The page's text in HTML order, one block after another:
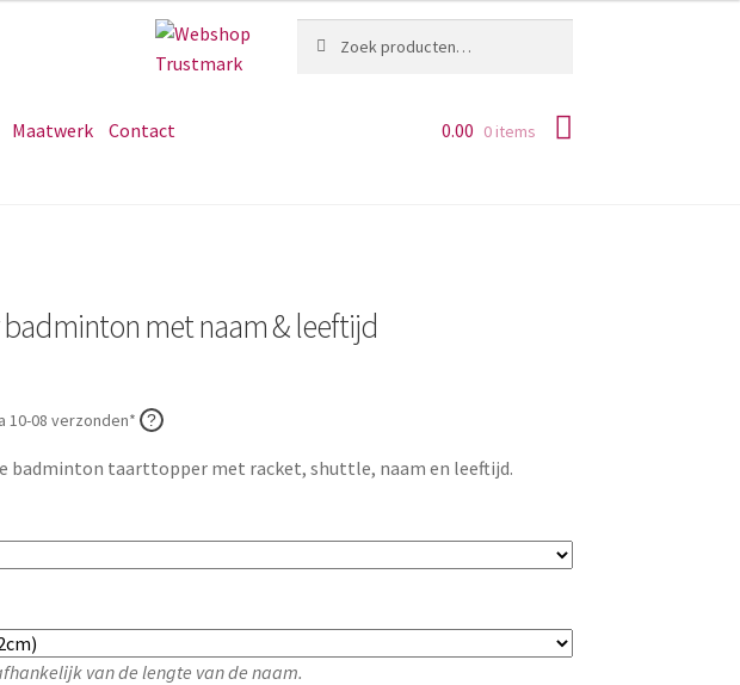
naar:
Maatwerk Contact 0.00 0 items
met naam & leeftijd
10-08 verzonden*
badminton taarttopper met racket, shuttle, naam en leeftijd.
van de lengte van de naam.